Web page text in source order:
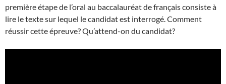
première étape de l’oral au baccalauréat de français consiste à
lire le texte sur lequel le candidat est interrogé. Comment
réussir cette épreuve? Qu’attend-on du candidat?